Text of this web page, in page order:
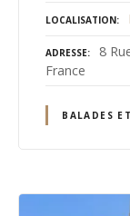
LOCALISATION
ADRESSE
8
France
BALADES